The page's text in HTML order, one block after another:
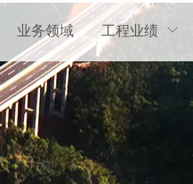
业务领域 工程业绩 